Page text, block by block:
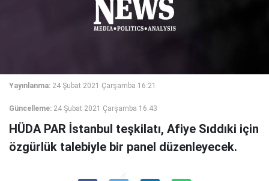
Yayınlanma: 24 Şubat 2021 Çarşamba 16:21
Güncelleme: 24 Şubat 2021 Çarşamba 16:43
HÜDA PAR İstanbul teşkilatı, Afiye Sıddıki için
özgürlük talebiyle bir panel düzenleyecek.